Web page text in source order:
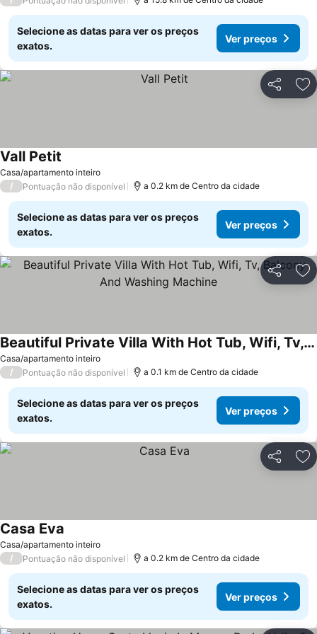
Selecione as datas para ver os preços
exatos.
Ver preços
Partilhar
Casa/apartamento inteiro
Vall Petit
/ Pontuação não disponível a 0.2 km de Centro da cidade
Selecione as datas para ver os preços
exatos.
Ver preços
Partilhar
Casa/apartamento inteiro
Beautiful Private Villa With Hot Tub, Wifi, Tv, Balcony And Washing Machine
/ Pontuação não disponível a 0.1 km de Centro da cidade
Selecione as datas para ver os preços
exatos.
Ver preços
Partilhar
Casa/apartamento inteiro
Casa Eva
/ Pontuação não disponível a 0.2 km de Centro da cidade
Selecione as datas para ver os preços
exatos.
Ver preços